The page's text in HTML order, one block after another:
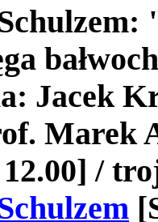
Jacek
Marek
12.00] /